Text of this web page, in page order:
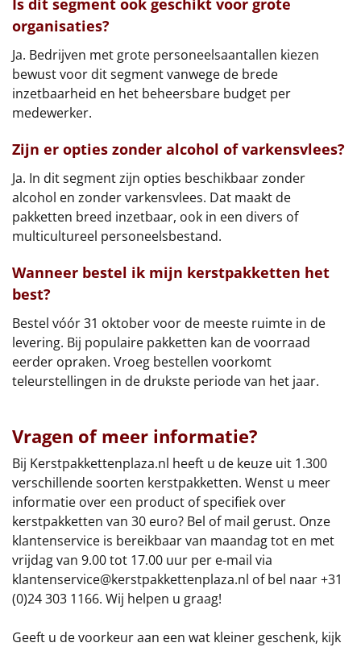
Is dit segment ook geschikt voor grote
organisaties?
Ja. Bedrijven met grote personeelsaantallen kiezen
bewust voor dit segment vanwege de brede
inzetbaarheid en het beheersbare budget per
medewerker.
Zijn er opties zonder alcohol of varkensvlees?
Ja. In dit segment zijn opties beschikbaar zonder
alcohol en zonder varkensvlees. Dat maakt de
pakketten breed inzetbaar, ook in een divers of
multicultureel personeelsbestand.
Wanneer bestel ik mijn kerstpakketten het
best?
Bestel vóór 31 oktober voor de meeste ruimte in de
levering. Bij populaire pakketten kan de voorraad
eerder opraken. Vroeg bestellen voorkomt
teleurstellingen in de drukste periode van het jaar.
Vragen of meer informatie?
Bij Kerstpakkettenplaza.nl heeft u de keuze uit 1.300
verschillende soorten kerstpakketten. Wenst u meer
informatie over een product of specifiek over
kerstpakketten van 30 euro? Bel of mail gerust. Onze
klantenservice is bereikbaar van maandag tot en met
vrijdag van 9.00 tot 17.00 uur per e-mail via
klantenservice@kerstpakkettenplaza.nl of bel naar +31
(0)24 303 1166. Wij helpen u graag!
Geeft u de voorkeur aan een wat kleiner geschenk, kijk